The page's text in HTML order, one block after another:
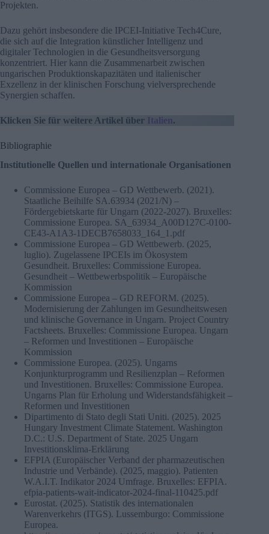
Projekten.
Dazu gehört insbesondere die IPCEI-Initiative Tech4Cure,
die sich auf die Integration künstlicher Intelligenz und
digitaler Technologien in die Gesundheitsversorgung
konzentriert. Hier kann die Zusammenarbeit zwischen
ungarischen Produktionskapazitäten und italienischer
Exzellenz in der klinischen Forschung vielversprechende
Synergien schaffen.
Klicken Sie für weitere Artikel über Italien.
Bibliographie
Institutionelle Quellen und internationale Organisationen
Commissione Europea – GD Wettbewerb. (2021).
Staatliche Beihilfe SA.63934 (2021/N) –
Fördergebietskarte für Ungarn (2022-2027). Bruxelles:
Commissione Europea. SA_63934_A00D127C-0100-
CE43-A1A3-1DECB7658033_164_1.pdf
Commissione Europea – GD Wettbewerb. (2025,
luglio). Zugelassene IPCEIs im Ökosystem
Gesundheit. Bruxelles: Commissione Europea.
Gesundheit – Wettbewerbspolitik – Europäische
Kommission
Commissione Europea – GD REFORM. (2025).
Modernisierung der Zahlungen im Gesundheitswesen
und klinische Governance in Ungarn. Project Country
Factsheets. Bruxelles: Commissione Europea. Ungarn
– Reformen und Investitionen – Europäische
Kommission
Commissione Europea. (2025). Ungarns
Konjunkturprogramm und Resilienzplan – Reformen
und Investitionen. Bruxelles: Commissione Europea.
Ungarns Plan für Erholung und Widerstandsfähigkeit –
Reformen und Investitionen
Dipartimento di Stato degli Stati Uniti. (2025). 2025
Hungary Investment Climate Statement. Washington
D.C.: U.S. Department of State. 2025 Ungarn
Investitionsklima-Erklärung
EFPIA (Europäischer Verband der pharmazeutischen
Industrie und Verbände). (2025, maggio). Patienten
W.A.I.T. Indikator 2024 Umfrage. Bruxelles: EFPIA.
efpia-patients-wait-indicator-2024-final-110425.pdf
Eurostat. (2025). Statistik des internationalen
Warenverkehrs (ITGS). Lussemburgo: Commissione
Europea.